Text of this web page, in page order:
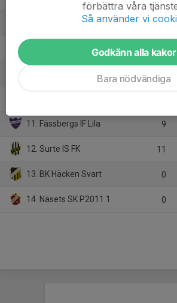
7. Marieholm IK 1 10
8. Torslanda IK Röd 10
10
11. Fässbergs IF Lila 9
12. Surte IS FK 11
13. BK Häcken Svart 0
14. Näsets SK P2011 1 0
förbättra våra
Så använder vi
Godkänn alla kakor
Bara nödvändiga